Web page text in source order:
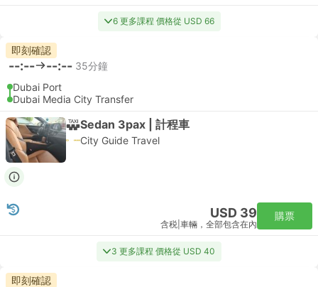
6 更多課程 價格從 USD 66
即刻確認
--:-- --:-- 35分鐘
Dubai Port
Dubai Media City Transfer
Sedan 3pax | 計程車
City Guide Travel
USD 39
含税 車輛，全部包含在內
購票
3 更多課程 價格從 USD 40
即刻確認